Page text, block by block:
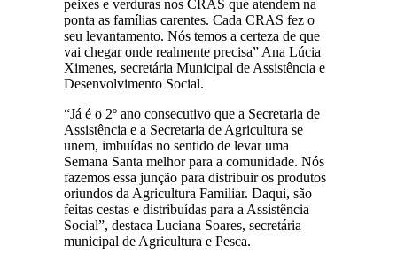
peixes e verduras nos CRAS que atendem na
ponta as famílias carentes. Cada CRAS fez o
seu levantamento. Nós temos a certeza de que
vai chegar onde realmente precisa” Ana Lúcia
Ximenes, secretária Municipal de Assistência e
Desenvolvimento Social.
“Já é o 2º ano consecutivo que a Secretaria de
Assistência e a Secretaria de Agricultura se
unem, imbuídas no sentido de levar uma
Semana Santa melhor para a comunidade. Nós
fazemos essa junção para distribuir os produtos
oriundos da Agricultura Familiar. Daqui, são
feitas cestas e distribuídas para a Assistência
Social”, destaca Luciana Soares, secretária
municipal de Agricultura e Pesca.